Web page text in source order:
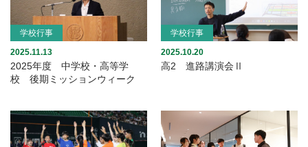
学校行事
2025.11.13
2025年度 中学校・高等学
校 後期ミッションウィーク
学校行事
2025.10.20
高2 進路講演会Ⅱ